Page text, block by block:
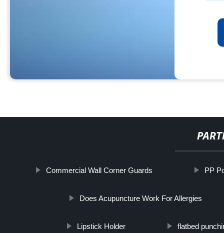
Commercial Wall Corner Guards PP
Does Acupuncture Work For Allergies
Lipstick Holder flatbed